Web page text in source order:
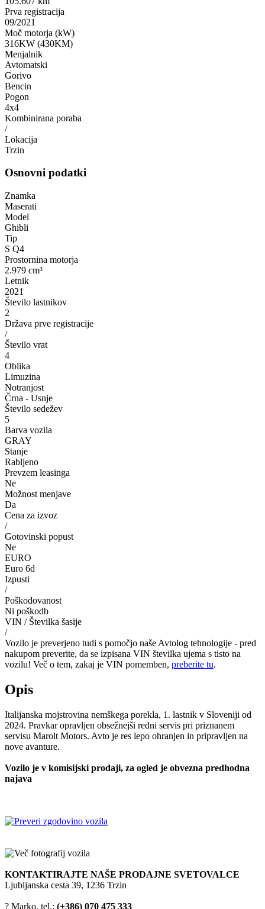
Prva registracija
09/2021
Moč motorja (kW)
316KW (430KM)
Menjalnik
Avtomatski
Gorivo
Bencin
Pogon
4x4
Kombinirana poraba
/
Lokacija
Trzin
Osnovni podatki
Znamka
Maserati
Model
Ghibli
Tip
S Q4
Prostornina motorja
2.979 cm³
Letnik
2021
Število lastnikov
2
Država prve registracije
/
Število vrat
4
Oblika
Limuzina
Notranjost
Črna - Usnje
Število sedežev
5
Barva vozila
GRAY
Stanje
Rabljeno
Prevzem leasinga
Ne
Možnost menjave
Da
Cena za izvoz
/
Gotovinski popust
Ne
EURO
Euro 6d
Izpusti
/
Poškodovanost
Ni poškodb
VIN / Številka šasije
/
Vozilo je preverjeno tudi s pomočjo naše Avtolog tehnologije - pred
nakupom preverite, da se izpisana VIN številka ujema s tisto na
vozilu! Več o tem, zakaj je VIN pomemben, preberite tu.
Opis
Italijanska mojstrovina nemškega porekla, 1. lastnik v Sloveniji od
2024. Pravkar opravljen obsežnejši redni servis pri priznanem
servisu Marolt Motors. Avto je res lepo ohranjen in pripravljen na
nove avanture.
Vozilo je v komisijski prodaji, za ogled je obvezna predhodna
najava
KONTAKTIRAJTE NAŠE PRODAJNE SVETOVALCE
Ljubljanska cesta 39, 1236 Trzin
? Marko, tel.: (+386) 070 475 333